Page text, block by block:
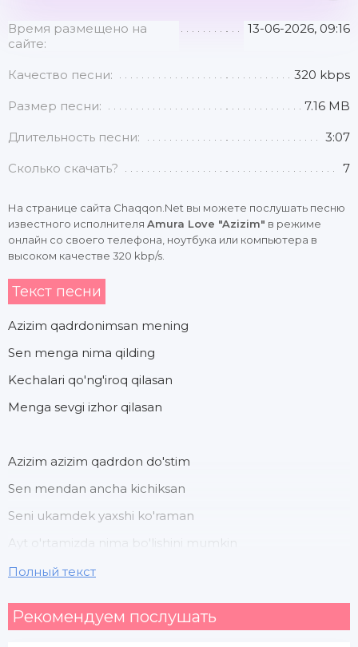
Время размещено на
сайте:
13-06-2026, 09:16
Качество песни: 320 kbps
Размер песни: 7.16 MB
Длительность песни: 3:07
Сколько скачать? 7
На странице сайта Chaqqon.Net вы можете послушать песню
известного исполнителя Amura Love "Azizim" в режиме
онлайн со своего телефона, ноутбука или компьютера в
высоком качестве 320 kbp/s.
Текст песни
Azizim qadrdonimsan mening
Sen menga nima qilding
Kechalari qo'ng'iroq qilasan
Menga sevgi izhor qilasan
Azizim azizim qadrdon do'stim
Sen mendan ancha kichiksan
Seni ukamdek yaxshi ko'raman
Ayt o'rtamizda nima bo'lishini mumkin
Menla bo'lishni istasang hamon
Полный текст
Рекомендуем послушать